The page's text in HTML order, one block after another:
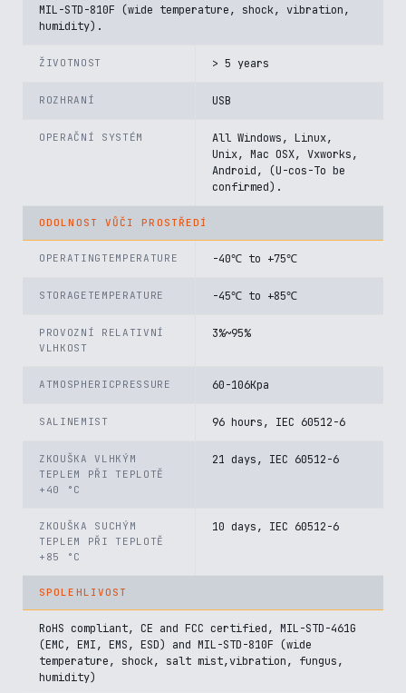
MIL-STD-810F (wide temperature, shock, vibration,
humidity).
ŽIVOTNOST > 5 years
ROZHRANÍ USB
OPERAČNÍ SYSTÉM
All Windows, Linux,
Unix, Mac OSX, Vxworks,
Android, (U-cos-To be
confirmed).
ODOLNOST VŮČI PROSTŘEDÍ
OPERATINGTEMPERATURE -40℃ to +75℃
STORAGETEMPERATURE -45℃ to +85℃
PROVOZNÍ RELATIVNÍ
VLHKOST
3%~95%
ATMOSPHERICPRESSURE 60-106Kpa
SALINEMIST 96 hours, IEC 60512-6
ZKOUŠKA VLHKÝM
TEPLEM PŘI TEPLOTĚ
+40 °C
21 days, IEC 60512-6
ZKOUŠKA SUCHÝM
TEPLEM PŘI TEPLOTĚ
+85 °C
10 days, IEC 60512-6
SPOLEHLIVOST
RoHS compliant, CE and FCC certified, MIL-STD-461G
(EMC, EMI, EMS, ESD) and MIL-STD-810F (wide
temperature, shock, salt mist,vibration, fungus,
humidity)